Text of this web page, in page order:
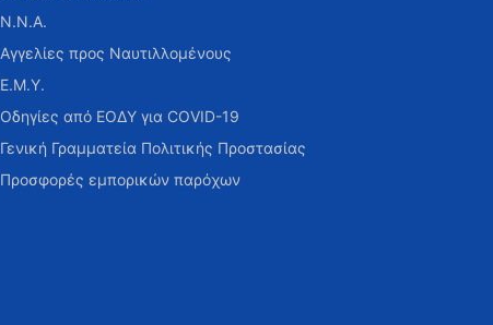
Ν.Ν.Α.
Αγγελίες προς Ναυτιλλομένους
Ε.Μ.Υ.
Οδηγίες από ΕΟΔΥ για COVID-19
Γενική Γραμματεία Πολιτικής Προστασίας
Προσφορές εμπορικών παρόχων